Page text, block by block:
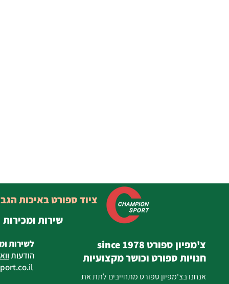
לשירות
הודעות
ilan
צ'מפיון ספורט since 1978
חנויות ספורט וכושר מקצועיות
אנחנו בצ'מפיון ספורט מתחייבים לתת את
שירות ומכירות
ציוד ספורט באיכות